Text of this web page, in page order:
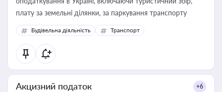
плату за земельні ділянки, за паркування транспорту
Будівельна діяльність Транспорт
Акцизний податок +6